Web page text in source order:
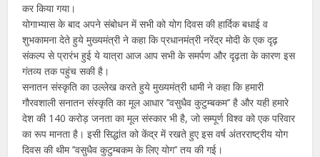
कर किया गया।
योगाभ्यास के बाद अपने संबोधन में सभी को योग दिवस की हार्दिक बधाई व
शुभकामना देते हुये मुख्यमंत्री ने कहा कि प्रधानमंत्री नरेंद्र मोदी के एक दृढ़
संकल्प से प्रारंभ हुई ये यात्रा आज आप सभी के समर्पण और दृढ़ता के कारण इस
गंतव्य तक पहुंच सकी है।
सनातन संस्कृति का उल्लेख करते हुये मुख्यमंत्री धामी ने कहा कि हमारी
गौरवशाली सनातन संस्कृति का मूल आधार ’’वसुधैव कुटुम्बकम’’ है और यही हमारे
देश की 140 करोड़ जनता का मूल संस्कार भी है, जो सम्पूर्ण विश्व को एक परिवार
का रूप मानता है। इसी सिद्धांत को केंद्र में रखते हुए इस वर्ष अंतरराष्ट्रीय योग
दिवस की थीम ’’वसुधैव कुटुम्बकम के लिए योग’’ तय की गई।